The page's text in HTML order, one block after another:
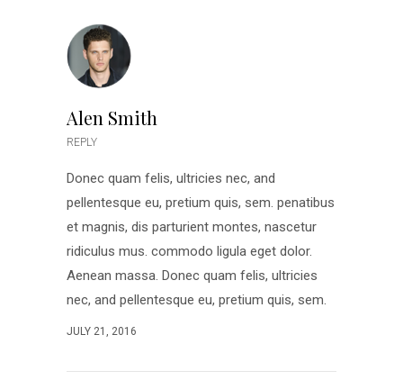
Alen Smith
REPLY
Donec quam felis, ultricies nec, and
pellentesque eu, pretium quis, sem. penatibus
et magnis, dis parturient montes, nascetur
ridiculus mus. commodo ligula eget dolor.
Aenean massa. Donec quam felis, ultricies
nec, and pellentesque eu, pretium quis, sem.
JULY 21, 2016